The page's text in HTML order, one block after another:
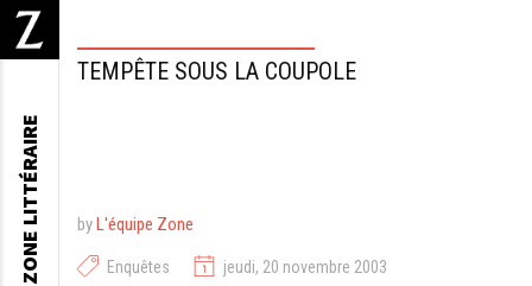
TEMPÊTE SOUS LA COUPOLE
byL'équipe Zone
Enquêtes jeudi, 20 novembre 2003
ZONE LITTÉRAIRE